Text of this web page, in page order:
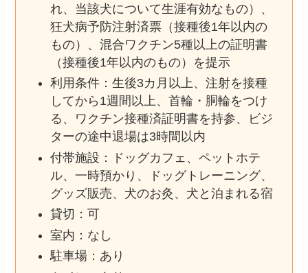
れ、当該犬について生涯有効なもの）、
狂犬病予防注射済票（接種後1年以内の
もの）、混合ワクチン5種以上の証明書
（接種後1年以内のもの）を提示
利用条件：生後3カ月以上、注射を接種
してから1週間以上、首輪・胴輪をつけ
る、ワクチン接種済証明書を持参、ビジ
ターの途中退場は3時間以内
付帯施設：ドッグカフェ、ペットホテ
ル、一時預かり、ドッグトレーニング、
グッズ販売、犬のお灸、犬と泊まれる宿
貸切：可
室内：なし
駐車場：あり